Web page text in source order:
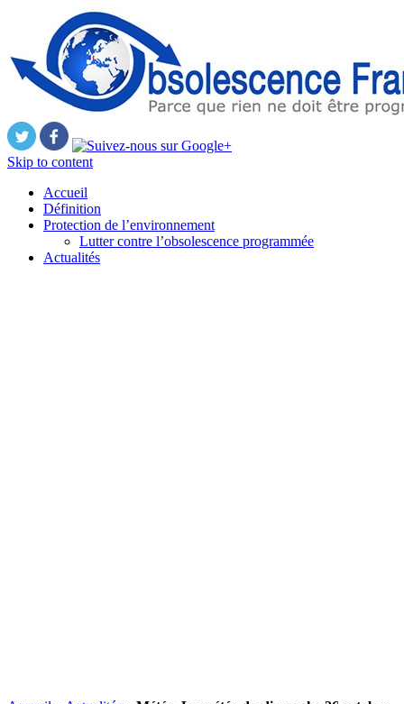
Skip to content
Accueil
Définition
Protection de l’environnement
Lutter contre l’obsolescence programmée
Actualités